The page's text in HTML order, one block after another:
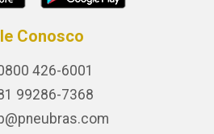
Conosco
426-6001
99286-7368